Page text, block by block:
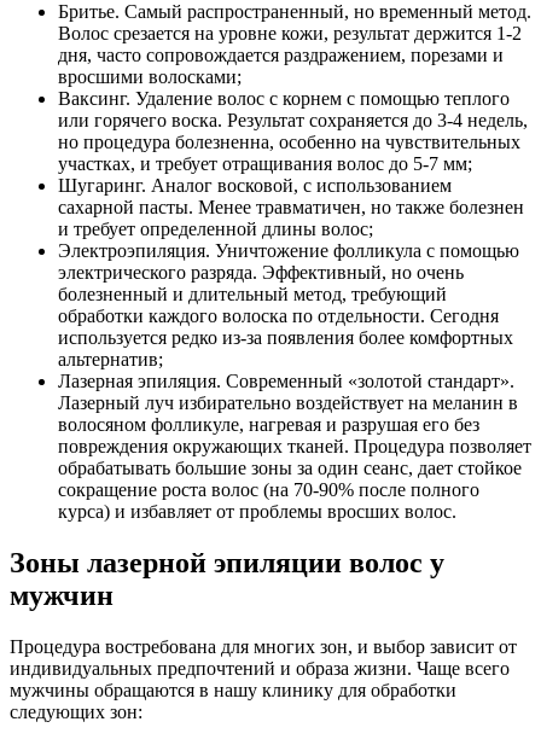
Бритье. Самый распространенный, но временный метод.
Волос срезается на уровне кожи, результат держится 1-2
дня, часто сопровождается раздражением, порезами и
вросшими волосками;
Ваксинг. Удаление волос с корнем с помощью теплого
или горячего воска. Результат сохраняется до 3-4 недель,
но процедура болезненна, особенно на чувствительных
участках, и требует отращивания волос до 5-7 мм;
Шугаринг. Аналог восковой, с использованием
сахарной пасты. Менее травматичен, но также болезнен
и требует определенной длины волос;
Электроэпиляция. Уничтожение фолликула с помощью
электрического разряда. Эффективный, но очень
болезненный и длительный метод, требующий
обработки каждого волоска по отдельности. Сегодня
используется редко из-за появления более комфортных
альтернатив;
Лазерная эпиляция. Современный «золотой стандарт».
Лазерный луч избирательно воздействует на меланин в
волосяном фолликуле, нагревая и разрушая его без
повреждения окружающих тканей. Процедура позволяет
обрабатывать большие зоны за один сеанс, дает стойкое
сокращение роста волос (на 70-90% после полного
курса) и избавляет от проблемы вросших волос.
Зоны лазерной эпиляции волос у
мужчин
Процедура востребована для многих зон, и выбор зависит от
индивидуальных предпочтений и образа жизни. Чаще всего
мужчины обращаются в нашу клинику для обработки
следующих зон: